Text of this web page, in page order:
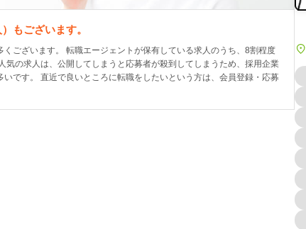
もございます。
ございます。 転職エージェントが保有している求人のうち、8割程度
気の求人は、公開してしまうと応募者が殺到してしまうため、採用企業
です。 直近で良いところに転職をしたいという方は、会員登録・応募